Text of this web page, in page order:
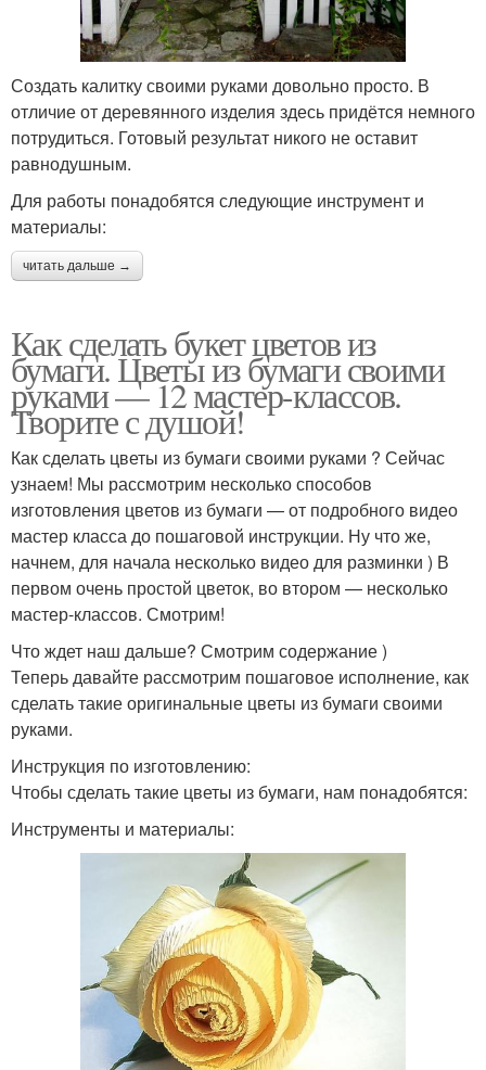
Создать калитку своими руками довольно просто. В
отличие от деревянного изделия здесь придётся немного
потрудиться. Готовый результат никого не оставит
равнодушным.
Для работы понадобятся следующие инструмент и
материалы:
читать дальше →
Как сделать букет цветов из
бумаги. Цветы из бумаги своими
руками — 12 мастер-классов.
Творите с душой!
Как сделать цветы из бумаги своими руками ? Сейчас
узнаем! Мы рассмотрим несколько способов
изготовления цветов из бумаги — от подробного видео
мастер класса до пошаговой инструкции. Ну что же,
начнем, для начала несколько видео для разминки ) В
первом очень простой цветок, во втором — несколько
мастер-классов. Смотрим!
Что ждет наш дальше? Смотрим содержание )
Теперь давайте рассмотрим пошаговое исполнение, как
сделать такие оригинальные цветы из бумаги своими
руками.
Инструкция по изготовлению:
Чтобы сделать такие цветы из бумаги, нам понадобятся:
Инструменты и материалы: